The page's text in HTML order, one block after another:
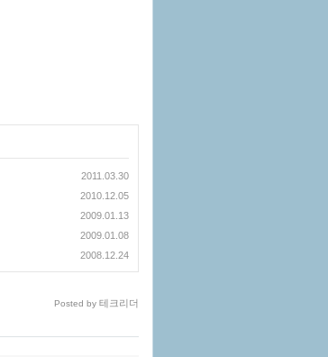
2011.03.30
2010.12.05
2009.01.13
2009.01.08
2008.12.24
Posted by 테크리더